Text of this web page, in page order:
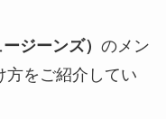
ジーンズ） のメン
方をご紹介してい